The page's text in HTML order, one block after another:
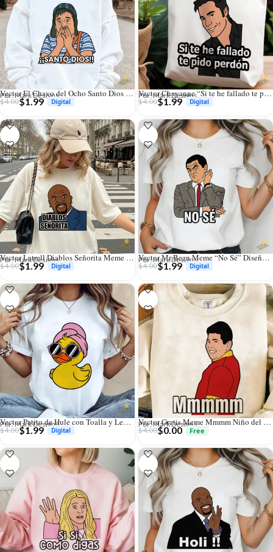
Vector El Chavo del Ocho Santo Dios Diseño para Sublimación y Tazas
Por: Mark Designs
$4.00$1.99
Vector Chayanne “Si te he fallado te pido perdón” para Sublimación y Tazas
Por: Mark Designs
$4.00$1.99
Vector Latrell Diablos Señorita Meme para Sublimación y Estampado
Por: Mark Designs
$4.00$1.99
Vector Mr Bean Meme “No Sé” Diseño para Sublimación Tazas y Camisetas
Por: Mark Designs
$4.00$1.99
Vector Patito de Hule con Toalla y Lentes Diseño Sublimación Spa
Por: Mark Designs
$4.00$1.99
Vector Gratis Meme Mmmm Niño del Oxxo Diseño para Sublimación
Por: Mark Designs
$4.00$0.00